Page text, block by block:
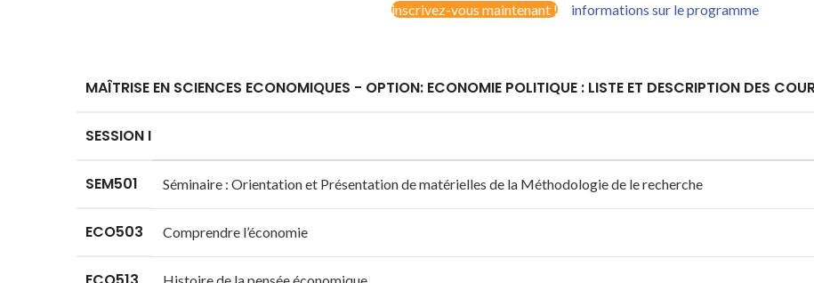
inscrivez-vous maintenant ! informations sur le programme
MAÎTRISE EN SCIENCES ECONOMIQUES - OPTION: ECONOMIE POLITIQUE : LISTE ET DESCRIPTION DES
SESSION I
SEM501 Séminaire : Orientation et Présentation de matérielles de la Méthodologie de le recherche
ECO503 Comprendre l’économie